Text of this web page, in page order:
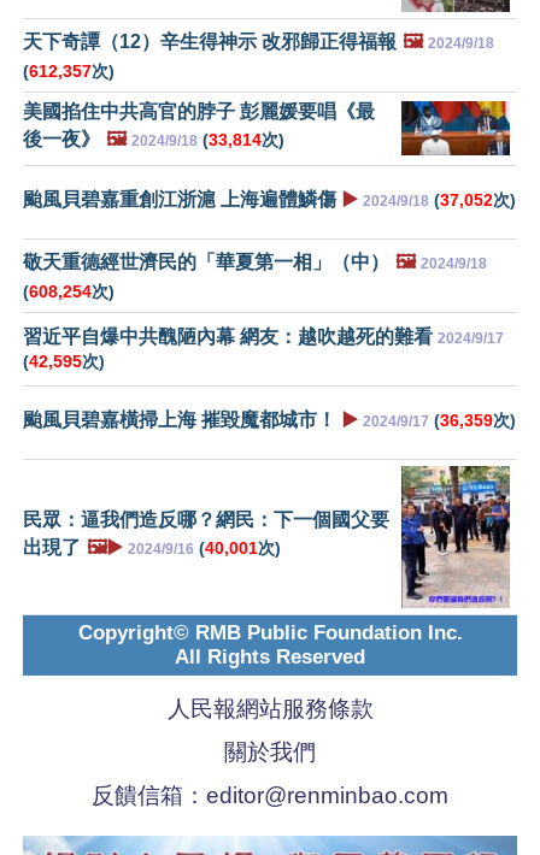
天下奇譚（12）辛生得神示 改邪歸正得福報 🖼️ 2024/9/18
(612,357次)
美國掐住中共高官的脖子 彭麗媛要唱《最
後一夜》
🖼️ 2024/9/18 (33,814次)
颱風貝碧嘉重創江浙滬 上海遍體鱗傷 ▶️ 2024/9/18 (37,052次)
敬天重德經世濟民的「華夏第一相」（中） 🖼️ 2024/9/18
(608,254次)
習近平自爆中共醜陋內幕 網友：越吹越死的難看 2024/9/17
(42,595次)
颱風貝碧嘉橫掃上海 摧毀魔都城市！ ▶️ 2024/9/17 (36,359次)
民眾：逼我們造反哪？網民：下一個國父要
出現了 🖼️▶️ 2024/9/16 (40,001次)
Copyright© RMB Public Foundation Inc.
All Rights Reserved
人民報網站服務條款
關於我們
反饋信箱： editor@renminbao.com